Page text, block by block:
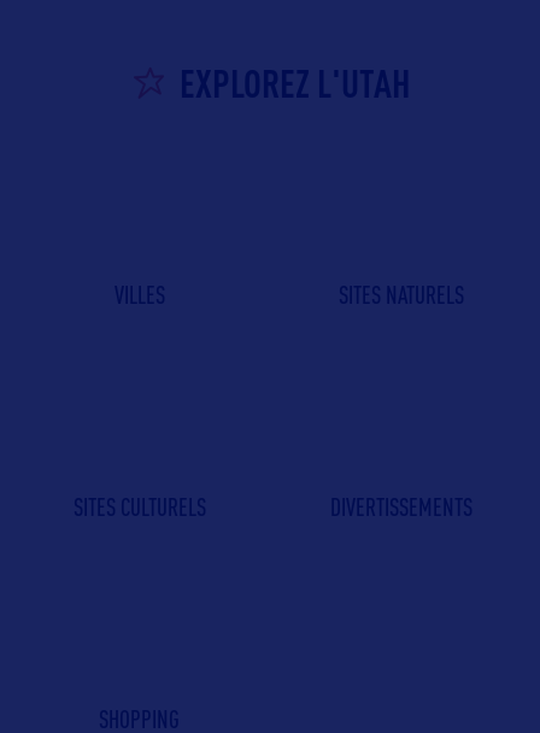
EXPLOREZ L'UTAH
VILLES SITES NATURELS
SITES CULTURELS DIVERTISSEMENTS
SHOPPING